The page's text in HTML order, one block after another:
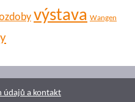
výstava Wangen
údajů a kontakt